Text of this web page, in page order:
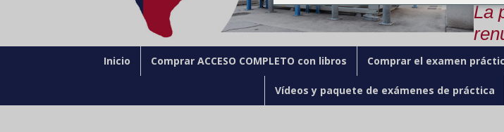
La
Inicio Comprar ACCESO COMPLETO con libros Comprar el examen
Vídeos y paquete de exámenes de práctica